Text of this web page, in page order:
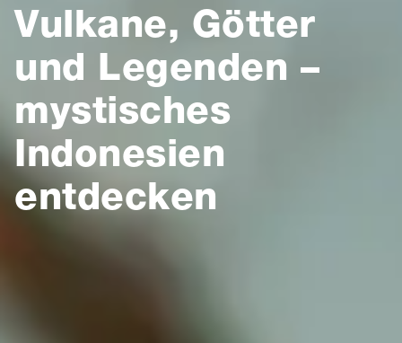
Vulkane, Götter
und Legenden –
mystisches
Indonesien
entdecken